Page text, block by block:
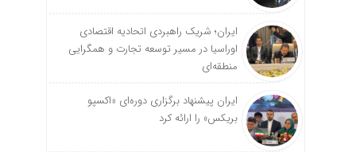
ایران؛ شریک راهبردی اتحادیه اقتصادی
اوراسیا در مسیر توسعه تجارت و همگرایی
منطقه‌ای
ایران پیشنهاد برگزاری دوره‌ای «اکسپو
بریکس» را ارائه کرد